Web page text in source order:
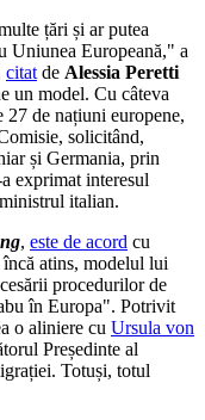
țări și ar putea
Uniunea Europeană," a
citat de Alessia Peretti
un model. Cu câteva
de națiuni europene,
solicitând,
și Germania, prin
exprimat interesul
italian.
, este de acord cu
atins, modelul lui
procedurilor de
în Europa". Potrivit
o aliniere cu Ursula von
Președinte al
Totuși, totul